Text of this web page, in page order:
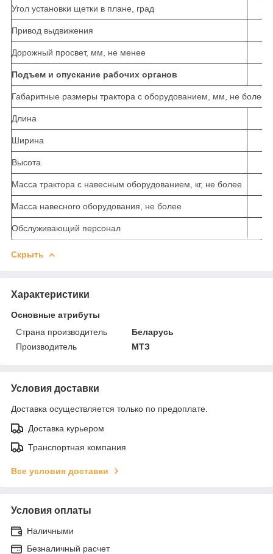
Угол установки щетки в плане, град
Привод выдвижения
Дорожный просвет, мм, не менее
Подъем и опускание рабочих органов
Габаритные размеры трактора с оборудованием, мм, не более
Длина
Ширина
Высота
Масса трактора с навесным оборудованием, кг, не более
Масса навесного оборудования, не более
Обслуживающий персонал
Скрыть
Характеристики
Основные атрибуты
Страна производитель
Беларусь
Производитель
МТЗ
Условия доставки
Доставка осуществляется только по предоплате.
Доставка курьером
Транспортная компания
Все условия доставки
Условия оплаты
Наличными
Безналичный расчет